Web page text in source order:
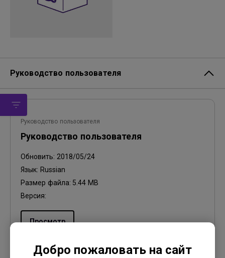
Добро пожаловать на сайт
Руководство пользователя
Руководство пользователя
Руководство пользователя
Обновить: 2018/05/24
Язык: Russian
Размер файла: 5.44 MB
Версия:
Просмотр